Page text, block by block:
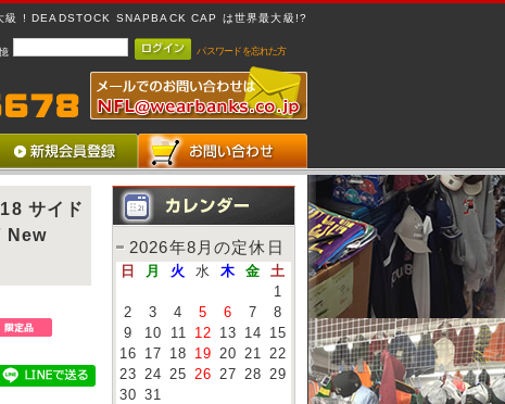
級 ! DEADSTOCK SNAPBACK CAP は世界最大級!?
パスワードを忘れた方
サイド
New
2026年8月の定休日
日 月 火 水 木 金
土
1
2
3 4 5 6 7
8
9
10 11 12 13 14
15
16
17 18 19 20 21 22
23 24 25 26 27 28 29
30 31